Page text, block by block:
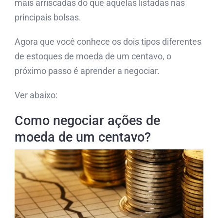
mais arriscadas do que aquelas listadas nas
principais bolsas.
Agora que você conhece os dois tipos diferentes
de estoques de moeda de um centavo, o
próximo passo é aprender a negociar.
Ver abaixo:
Como negociar ações de
moeda de um centavo?